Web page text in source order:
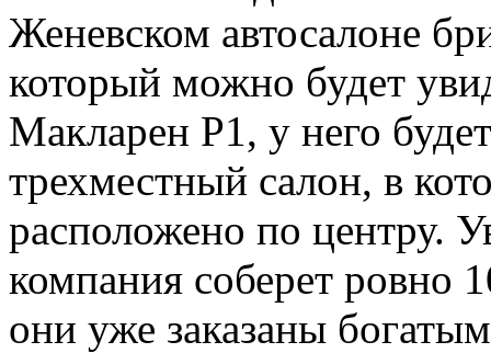
Женевском автосалоне
который можно будет
Макларен Р1, у него
трехместный салон, в
расположено по центру.
компания соберет ровно
они уже заказаны